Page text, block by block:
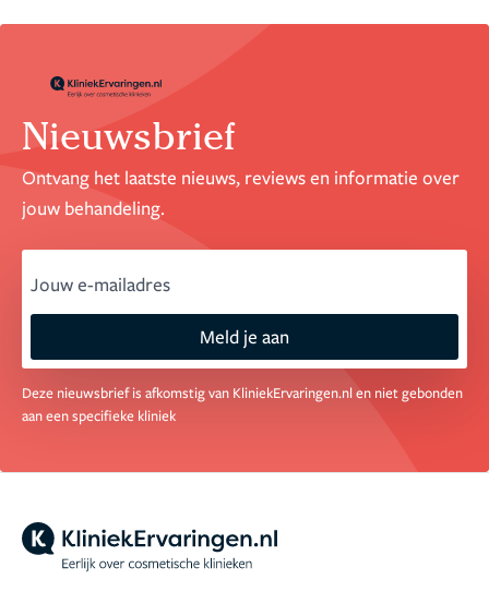
Nieuwsbrief
Ontvang het laatste nieuws, reviews en informatie over
jouw behandeling.
Meld je aan
Deze nieuwsbrief is afkomstig van KliniekErvaringen.nl en niet gebonden
aan een specifieke kliniek